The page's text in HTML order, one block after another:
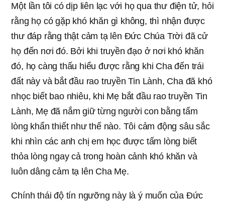
Một lần tôi có dịp liên lạc với họ qua thư điện tử, hỏi
rằng họ có gặp khó khăn gì không, thì nhận được
thư đáp rằng thật cảm tạ lên Đức Chúa Trời đã cử
họ đến nơi đó. Bởi khi truyền đạo ở nơi khó khăn
đó, họ càng thấu hiểu được rằng khi Cha đến trái
đất này và bắt đầu rao truyền Tin Lành, Cha đã khó
nhọc biết bao nhiêu, khi Mẹ bắt đầu rao truyền Tin
Lành, Mẹ đã nắm giữ từng người con bằng tấm
lòng khẩn thiết như thế nào. Tôi cảm động sâu sắc
khi nhìn các anh chị em học được tấm lòng biết
thỏa lòng ngay cả trong hoàn cảnh khó khăn và
luôn dâng cảm tạ lên Cha Mẹ.
Chính thái độ tín ngưỡng này là ý muốn của Đức